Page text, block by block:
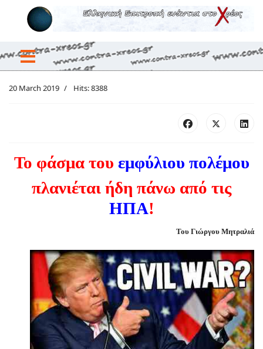
20 March 2019 Hits: 8388
Το φάσμα του εμφύλιου πολέμου
πλανιέται ήδη πάνω από τις
ΗΠΑ!
Του Γιώργου Μητραλιά